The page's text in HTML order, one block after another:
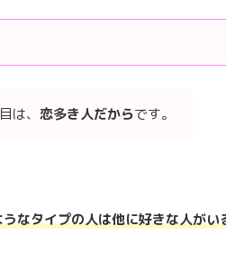
は、 恋多き人だからです。
なタイプの人は他に好きな人がい